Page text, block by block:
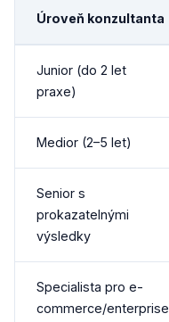
Úroveň konzultanta
Junior (do 2 let
praxe)
Medior (2–5 let)
Senior s
prokazatelnými
výsledky
Specialista pro e-
commerce/enterprise